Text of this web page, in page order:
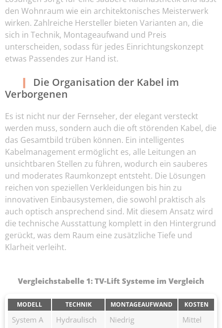
den Wohnraum wie ein architektonisches Meisterwerk
wirken. Zahlreiche Hersteller bieten Varianten an, die
sich in Technik, Montageaufwand und Preis
unterscheiden, sodass für jedes Einrichtungskonzept
etwas Passendes zur Hand ist.
Die Organisation der Kabel im
Verborgenen
Es ist nicht nur der Fernseher, der elegant versteckt
werden muss, sondern auch die oft störenden Kabel, die
das Gesamtbild trüben können. Ein intelligentes
Kabelmanagement ermöglicht es, alle Leitungen an
unsichtbaren Stellen zu führen, wodurch ein sauberes
und moderates Raumkonzept entsteht. Die Lösungen
reichen von speziellen Verkleidungen bis hin zu
innovativen Einbausystemen, die sowohl praktisch als
auch optisch ansprechend sind. Mit diesem Ansatz wird
die technische Ausstattung komplett in den Hintergrund
gerückt, was dem Raum eine zusätzliche Tiefe und
Klarheit verleiht.
Vergleichstabelle 1: TV-Lift Systeme im Vergleich
MODELL TECHNIK MONTAGEAUFWAND KOSTEN
System A Hydraulisch Niedrig
Mittel